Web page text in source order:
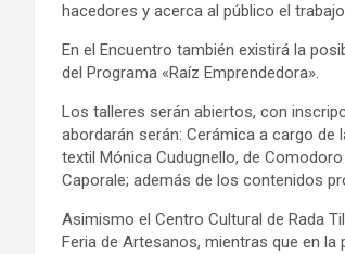
hacedores y acerca al público el
En el Encuentro también existirá la
del Programa «Raíz Emprendedora».
Los talleres serán abiertos, con
abordarán serán: Cerámica a cargo de
textil Mónica Cudugnello, de
Caporale; además de los contenidos
Asimismo el Centro Cultural de Rada
Feria de Artesanos, mientras que en